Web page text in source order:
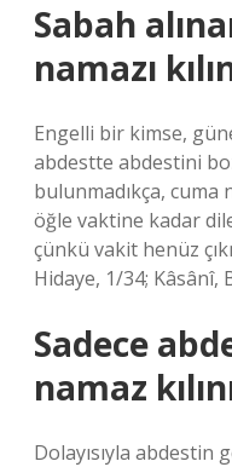
Sabah
namazı
Engelli bir kimse,
abdestte abdestini
bulunmadıkça, cuma
öğle vaktine kadar
çünkü vakit henüz
Hidaye, 1/34; Kâsânî,
Sadece
namaz
Dolayısıyla abdestin